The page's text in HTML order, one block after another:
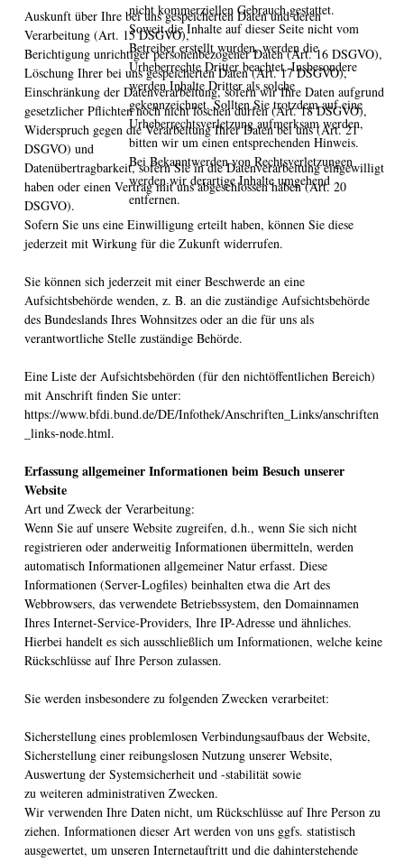
Auskunft über Ihre bei uns gespeicherten Daten und deren
Verarbeitung (Art. 15 DSGVO),
Berichtigung unrichtiger personenbezogener Daten (Art. 16 DSGVO),
Löschung Ihrer bei uns gespeicherten Daten (Art. 17 DSGVO),
Einschränkung der Datenverarbeitung, sofern wir Ihre Daten aufgrund
gesetzlicher Pflichten noch nicht löschen dürfen (Art. 18 DSGVO),
Widerspruch gegen die Verarbeitung Ihrer Daten bei uns (Art. 21
DSGVO) und
Datenübertragbarkeit, sofern Sie in die Datenverarbeitung eingewilligt
haben oder einen Vertrag mit uns abgeschlossen haben (Art. 20
DSGVO).
Sofern Sie uns eine Einwilligung erteilt haben, können Sie diese
jederzeit mit Wirkung für die Zukunft widerrufen.
Sie können sich jederzeit mit einer Beschwerde an eine
Aufsichtsbehörde wenden, z. B. an die zuständige Aufsichtsbehörde
des Bundeslands Ihres Wohnsitzes oder an die für uns als
verantwortliche Stelle zuständige Behörde.
Eine Liste der Aufsichtsbehörden (für den nichtöffentlichen Bereich)
mit Anschrift finden Sie unter:
https://www.bfdi.bund.de/DE/Infothek/Anschriften_Links/anschriften
_links-node.html.
Erfassung allgemeiner Informationen beim Besuch unserer
Website
Art und Zweck der Verarbeitung:
Wenn Sie auf unsere Website zugreifen, d.h., wenn Sie sich nicht
registrieren oder anderweitig Informationen übermitteln, werden
automatisch Informationen allgemeiner Natur erfasst. Diese
Informationen (Server-Logfiles) beinhalten etwa die Art des
Webbrowsers, das verwendete Betriebssystem, den Domainnamen
Ihres Internet-Service-Providers, Ihre IP-Adresse und ähnliches.
Hierbei handelt es sich ausschließlich um Informationen, welche keine
Rückschlüsse auf Ihre Person zulassen.
Sie werden insbesondere zu folgenden Zwecken verarbeitet:
Sicherstellung eines problemlosen Verbindungsaufbaus der Website,
Sicherstellung einer reibungslosen Nutzung unserer Website,
Auswertung der Systemsicherheit und -stabilität sowie
zu weiteren administrativen Zwecken.
Wir verwenden Ihre Daten nicht, um Rückschlüsse auf Ihre Person zu
ziehen. Informationen dieser Art werden von uns ggfs. statistisch
ausgewertet, um unseren Internetauftritt und die dahinterstehende
nicht kommerziellen Gebrauch gestattet.
Soweit die Inhalte auf dieser Seite nicht vom
Betreiber erstellt wurden, werden die
Urheberrechte Dritter beachtet. Insbesondere
werden Inhalte Dritter als solche
gekennzeichnet. Sollten Sie trotzdem auf eine
Urheberrechtsverletzung aufmerksam werden,
bitten wir um einen entsprechenden Hinweis.
Bei Bekanntwerden von Rechtsverletzungen
werden wir derartige Inhalte umgehend
entfernen.